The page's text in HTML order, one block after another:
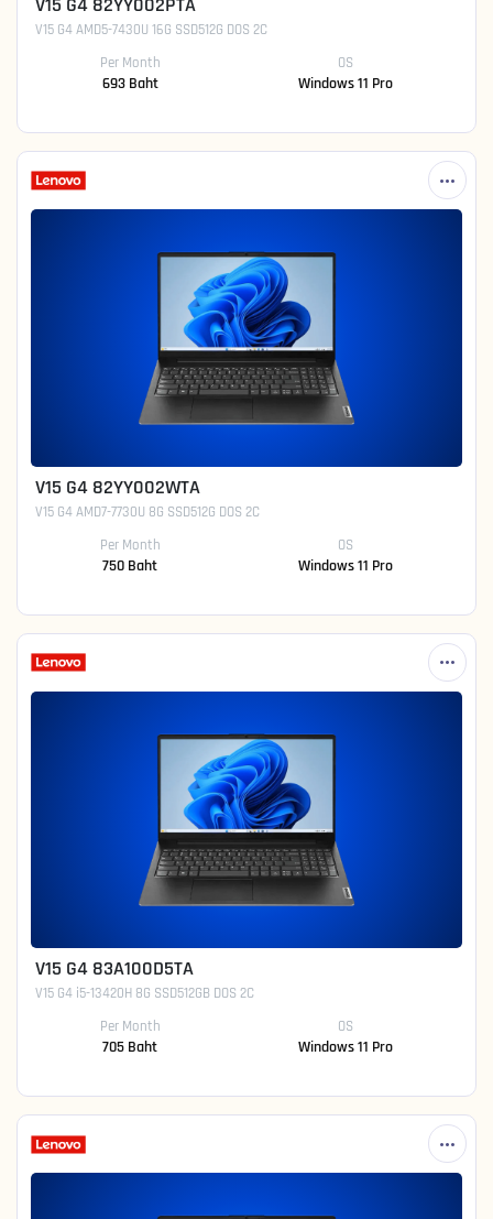
V15 G4 AMD5-7430U 16G SSD512G DOS 2C
Per Month
693 Baht
OS
Windows 11 Pro
V15 G4 82YY002WTA
V15 G4 AMD7-7730U 8G SSD512G DOS 2C
Per Month
750 Baht
OS
Windows 11 Pro
V15 G4 83A100D5TA
V15 G4 i5-13420H 8G SSD512GB DOS 2C
Per Month
705 Baht
OS
Windows 11 Pro